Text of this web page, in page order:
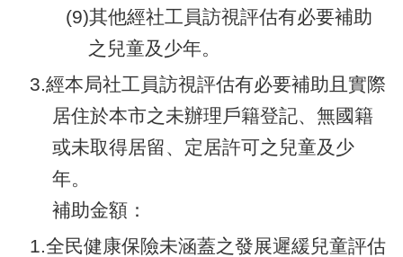
(9)其他經社工員訪視評估有必要補助
之兒童及少年。
3.經本局社工員訪視評估有必要補助且實際
居住於本市之未辦理戶籍登記、無國籍
或未取得居留、定居許可之兒童及少
年。
補助金額：
1.全民健康保險未涵蓋之發展遲緩兒童評估